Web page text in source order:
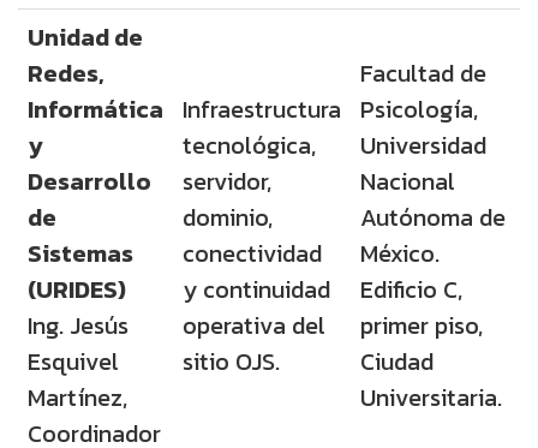
Unidad de
Redes,
Informática
y
Desarrollo
de
Sistemas
(URIDES)
Ing. Jesús
Esquivel
Martínez,
Coordinador
Infraestructura
tecnológica,
servidor,
dominio,
conectividad
y continuidad
operativa del
sitio OJS.
Facultad de
Psicología,
Universidad
Nacional
Autónoma de
México.
Edificio C,
primer piso,
Ciudad
Universitaria.